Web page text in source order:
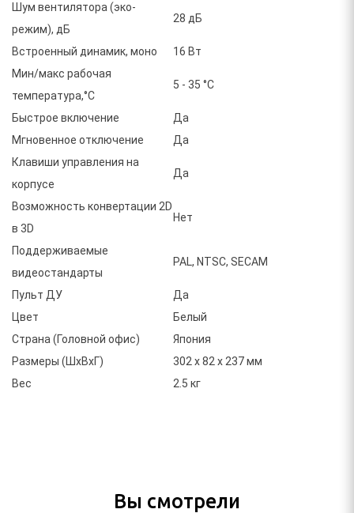
Шум вентилятора (эко-
режим), дБ
28 дБ
Встроенный динамик, моно
16 Вт
Мин/макс рабочая
температура,°C
5 - 35 °C
Быстрое включение
Да
Мгновенное отключение
Да
Клавиши управления на
корпусе
Да
Возможность конвертации 2D
в 3D
Нет
Поддерживаемые
видеостандарты
PAL, NTSC, SECAM
Пульт ДУ
Да
Цвет
Белый
Страна (Головной офис)
Япония
Размеры (ШxВxГ)
302 х 82 х 237 мм
Вес
2.5 кг
Вы смотрели